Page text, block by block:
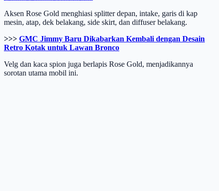
Aksen Rose Gold menghiasi splitter depan, intake, garis di kap
mesin, atap, dek belakang, side skirt, dan diffuser belakang.
>>> GMC Jimmy Baru Dikabarkan Kembali dengan Desain
Retro Kotak untuk Lawan Bronco
Velg dan kaca spion juga berlapis Rose Gold, menjadikannya
sorotan utama mobil ini.